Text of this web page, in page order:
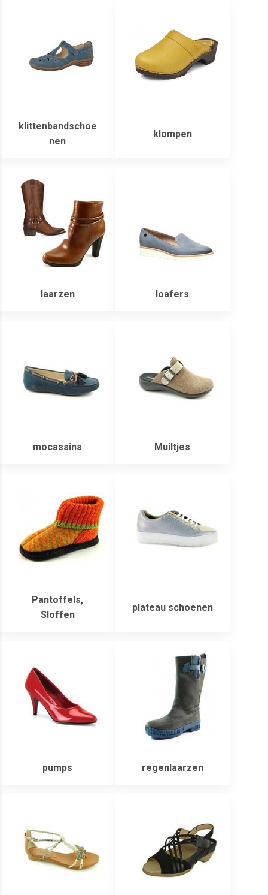
klittenbandschoe
nen
klompen
laarzen loafers
mocassins Muiltjes
Pantoffels,
Sloffen
plateau schoenen
pumps regenlaarzen